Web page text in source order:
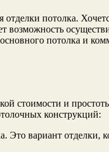
потолка.
потолка и
стоимости и
конструкций:
вариант отделки,